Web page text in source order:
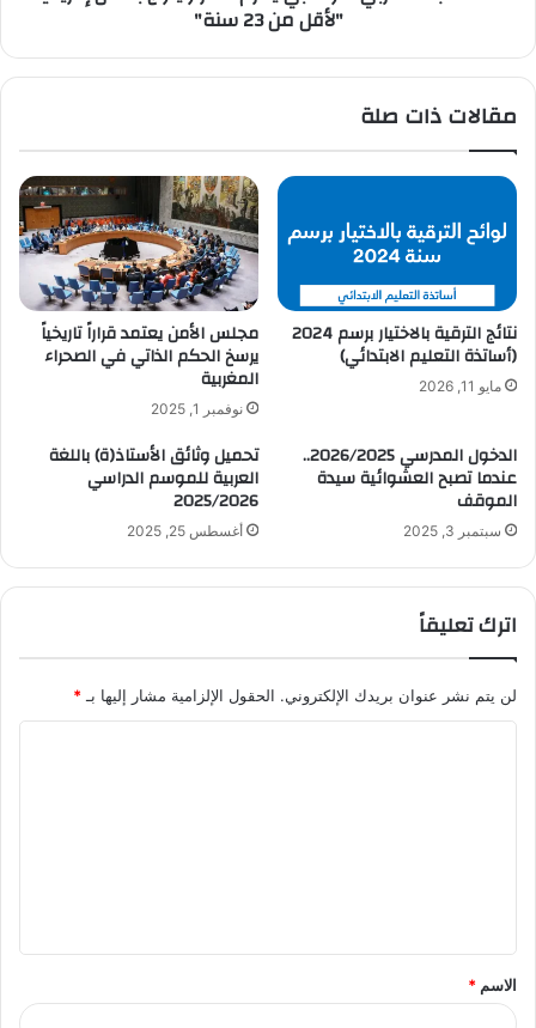
"لأقل من 23 سنة"
مقالات ذات صلة
نتائج الترقية بالاختيار برسم 2024
(أساتذة التعليم الابتدائي)
مايو 11, 2026
مجلس الأمن يعتمد قراراً تاريخياً
يرسخ الحكم الذاتي في الصحراء
المغربية
نوفمبر 1, 2025
الدخول المدرسي 2026/2025..
عندما تصبح العشوائية سيدة
الموقف
سبتمبر 3, 2025
تحميل وثائق الأستاذ(ة) باللغة
العربية للموسم الدراسي
2025/2026
أغسطس 25, 2025
اترك تعليقاً
لن يتم نشر عنوان بريدك الإلكتروني. الحقول الإلزامية مشار إليها بـ *
ق
*
الاسم *